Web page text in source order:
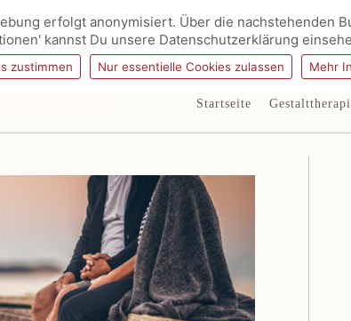
Startseite
erfolgt anonymisiert. Über die nachstehenden
kannst Du unsere Datenschutzerklärung
zustimmen Nur essentielle Cookies zulassen Mehr